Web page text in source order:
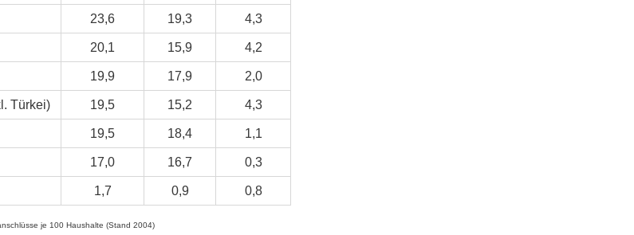
23,6 19,3 4,3
20,1 15,9 4,2
19,9 17,9 2,0
Türkei) 19,5 15,2 4,3
19,5 18,4 1,1
17,0 16,7 0,3
1,7 0,9 0,8
je 100 Haushalte (Stand 2004)